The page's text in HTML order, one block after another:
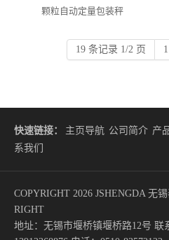
颗粒自动定量包装秤
19 条记录 1/2 页 1
快速链接： 主页导航 公司简介 产
系我们
COPYRIGHT 2026 JSHENGDA 无
RIGHT
地址：无锡市堰桥镇堰桥路12号 联